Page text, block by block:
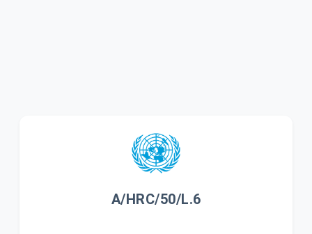
A/HRC/50/L.6